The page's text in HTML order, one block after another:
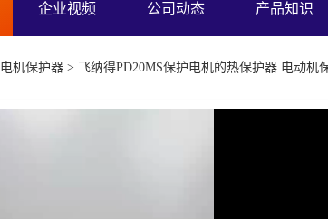
企业视频 公司动态 产品知识
电机保护器 > 飞纳得PD20MS保护电机的热保护器 电动机